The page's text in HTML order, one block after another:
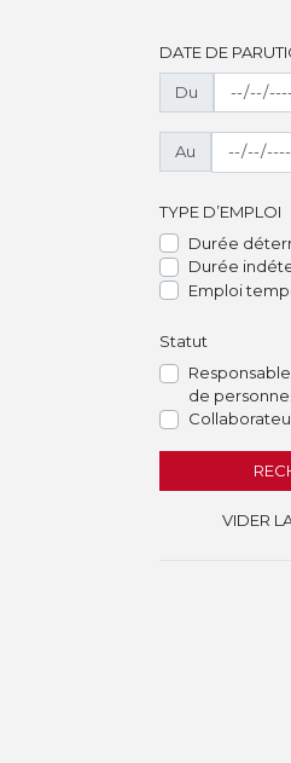
DATE DE
Du
Au
TYPE D’EMPLOI
Durée
Durée
Emploi
Statut
de
VIDER